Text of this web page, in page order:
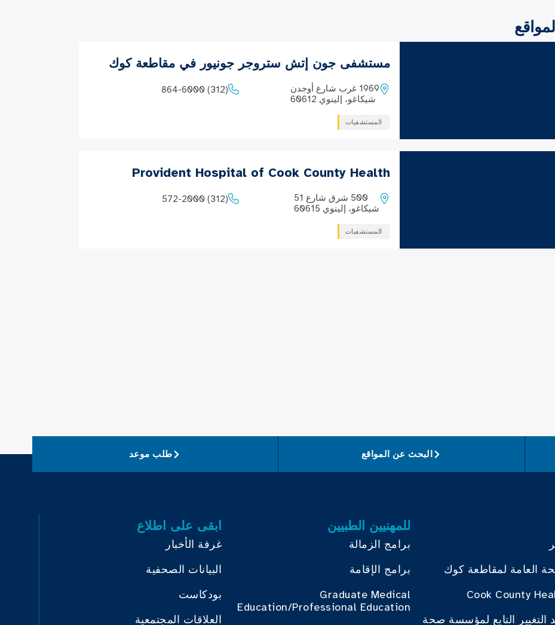
مستشفى جون إتش ستروجر جونيور في مقاطعة كوك
1969 غرب شارع أوجدن
شيكاغو، إلينوي 60612
(312) 864-6000
المستشفيات
Provident Hospital of Cook County Health
500 شرق شارع 51
شيكاغو، إلينوي 60615
(312) 572-2000
المستشفيات
البحث عن المواقع طلب موعد
العامة لمقاطعة كوك
Cook County
التغيير التابع لمؤسسة صحة
للمهنيين الطبيين
برامج الزمالة
برامج الإقامة
Graduate Medical
Education/Professional Education
ابقى على اطلاع
غرفة الأخبار
البيانات الصحفية
بودكاست
العلاقات المجتمعية